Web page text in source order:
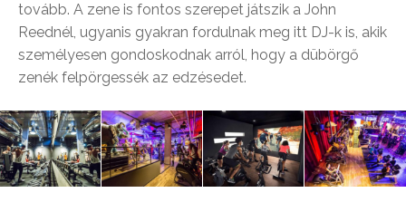
tovább. A zene is fontos szerepet játszik a John
Reednél, ugyanis gyakran fordulnak meg itt DJ-k is, akik
személyesen gondoskodnak arról, hogy a dübörgő
zenék felpörgessék az edzésedet.